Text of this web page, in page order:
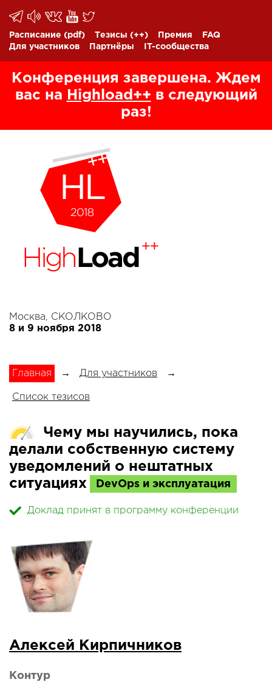
Расписание (pdf) Тезисы (++) Премия
FAQ
Для участников
Партнёры IT-сообщества
Конференция завершена. Ждем
вас на Highload++ в следующий
раз!
Москва, СКОЛКОВО
8 и 9 ноября 2018
Главная → Для участников →
Список тезисов
Чему мы научились, пока
делали собственную систему
уведомлений о нештатных
ситуациях
DevOps и эксплуатация
Доклад принят в программу конференции
Алексей Кирпичников
Контур